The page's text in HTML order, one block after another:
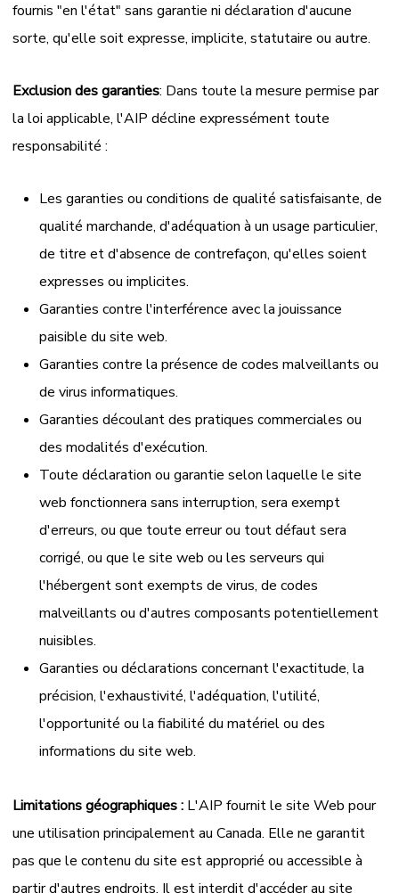
fournis "en l'état" sans garantie ni déclaration d'aucune
sorte, qu'elle soit expresse, implicite, statutaire ou autre.
Exclusion des garanties: Dans toute la mesure permise par
la loi applicable, l'AIP décline expressément toute
responsabilité :
Les garanties ou conditions de qualité satisfaisante, de
qualité marchande, d'adéquation à un usage particulier,
de titre et d'absence de contrefaçon, qu'elles soient
expresses ou implicites.
Garanties contre l'interférence avec la jouissance
paisible du site web.
Garanties contre la présence de codes malveillants ou
de virus informatiques.
Garanties découlant des pratiques commerciales ou
des modalités d'exécution.
Toute déclaration ou garantie selon laquelle le site
web fonctionnera sans interruption, sera exempt
d'erreurs, ou que toute erreur ou tout défaut sera
corrigé, ou que le site web ou les serveurs qui
l'hébergent sont exempts de virus, de codes
malveillants ou d'autres composants potentiellement
nuisibles.
Garanties ou déclarations concernant l'exactitude, la
précision, l'exhaustivité, l'adéquation, l'utilité,
l'opportunité ou la fiabilité du matériel ou des
informations du site web.
Limitations géographiques :L'AIP fournit le site Web pour
une utilisation principalement au Canada. Elle ne garantit
pas que le contenu du site est approprié ou accessible à
partir d'autres endroits. Il est interdit d'accéder au site